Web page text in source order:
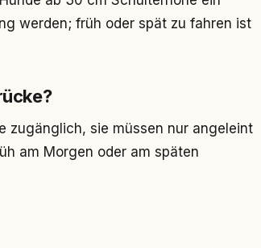
werden; früh oder spät zu fahren ist
zugänglich, sie müssen nur angeleint
am Morgen oder am späten